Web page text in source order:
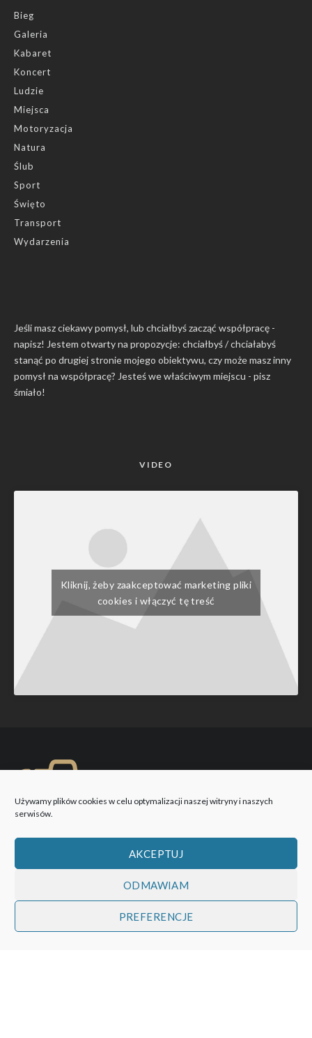
Używamy plików cookies w celu optymalizacji naszej witryny i naszych
serwisów.
AKCEPTUJ
ODMAWIAM
PREFERENCJE
Bieg
Galeria
Kabaret
Koncert
Ludzie
Miejsca
Motoryzacja
Natura
Ślub
Sport
Święto
Transport
Wydarzenia
Jeśli masz ciekawy pomysł, lub chciałbyś zacząć współpracę -
napisz! Jestem otwarty na propozycje: chciałbyś / chciałabyś
stanąć po drugiej stronie mojego obiektywu, czy może masz inny
pomysł na współpracę? Jesteś we właściwym miejscu - pisz
śmiało!
VIDEO
Kliknij, żeby zaakceptować marketing pliki
cookies i włączyć tę treść
WOBIEKTYW © 2026 Wszystkie prawa zastrzeżone!